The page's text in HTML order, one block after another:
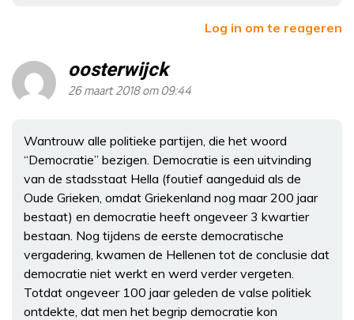
Log in om te reageren
oosterwijck
26 maart 2018 om 09:44
Wantrouw alle politieke partijen, die het woord
“Democratie” bezigen. Democratie is een uitvinding
van de stadsstaat Hella (foutief aangeduid als de
Oude Grieken, omdat Griekenland nog maar 200 jaar
bestaat) en democratie heeft ongeveer 3 kwartier
bestaan. Nog tijdens de eerste democratische
vergadering, kwamen de Hellenen tot de conclusie dat
democratie niet werkt en werd verder vergeten.
Totdat ongeveer 100 jaar geleden de valse politiek
ontdekte, dat men het begrip democratie kon